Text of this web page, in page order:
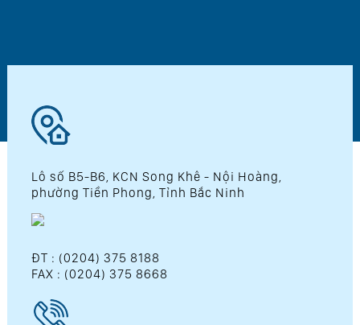
Lô số B5-B6, KCN Song Khê - Nội Hoàng,
phường Tiền Phong, Tỉnh Bắc Ninh
ĐT : (0204) 375 8188
FAX : (0204) 375 8668